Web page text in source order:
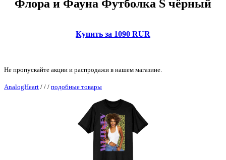
Флора и Фауна Футболка S чёрный
Купить за 1090 RUR
Не пропускайте акции и распродажи в нашем магазине.
AnalogHeart / / / подобные товары